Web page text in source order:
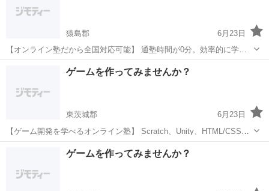
猿島郡
6月23日
【オンライン塾だから全国対応可能】 通塾時間が0分。効率的に学べ
ます。 全国からの受講 インターネット環境があれば、 日本全国どこ
からでも受講可能。 地方にお住まいの方も大歓迎です。 時間帯の柔
プログラミング 柔軟性
ゲームを作ってみませんか？
東茨城郡
6月23日
【ゲーム開発を学べるオンライン塾】 Scratch、Unity、HTML/CSSな
ど、様々なプログラミング言語が学べます。 こんなお悩みはありませ
んか？ 学校の情報分野の授業だけでは不安 プログラミング...
東茨城郡 プログラミング
ゲームを作ってみませんか？